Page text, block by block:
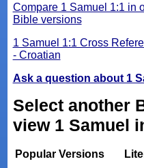
Compare 1 Samuel 1:1 in
Bible versions
1 Samuel 1:1 Cross
- Croatian
Ask a question about 1
Select another
view 1
Popular Versions